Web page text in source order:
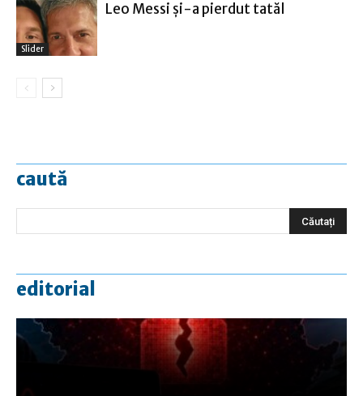
Slider
Leo Messi şi-a pierdut tatăl
caută
editorial